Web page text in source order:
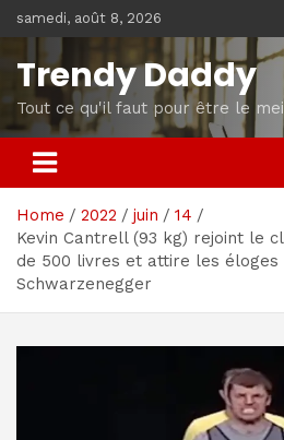
to
content
samedi, août 8, 2026
Trendy Daddy
Tout ce qu'il faut pour être le
Home 2022 juin
14
Kevin Cantrell (93 kg) rejoint le
de 500 livres et attire les éloges
Schwarzenegger